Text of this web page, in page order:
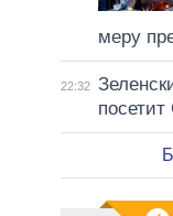
меру
22:32